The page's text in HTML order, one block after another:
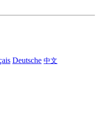
Deutsche 中文